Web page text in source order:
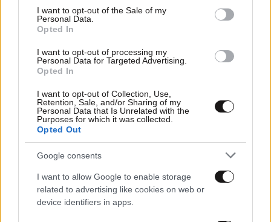
consent section.
I want to opt-out of the Sale of my
Personal Data.
Opted In
I want to opt-out of processing my
Personal Data for Targeted Advertising.
Opted In
I want to opt-out of Collection, Use,
Retention, Sale, and/or Sharing of my
Personal Data that Is Unrelated with the
Purposes for which it was collected.
Opted Out
Google consents
I want to allow Google to enable storage
related to advertising like cookies on web or
device identifiers in apps.
κάποιος που έχει εκλεγεί βουλευτής με τρία
διαφορετικά κόμματα